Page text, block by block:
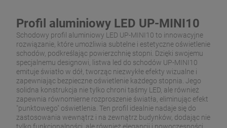
Profil aluminiowy LED UP-MINI10
Schodowy profil aluminiowy LED UP-MINI10 to innowacyjne
rozwiązanie, które umożliwia subtelne i estetyczne oświetlenie
schodów, podkreślając powierzchnię stopni. Dzięki swojemu
specjalnemu designowi, listwa led do schodów UP-MINI10
emituje światło w dół, tworząc niezwykłe efekty wizualne i
zapewniając bezpieczne oświetlenie każdego stopnia. Jego
solidna konstrukcja nie tylko chroni taśmy LED, ale również
zapewnia równomierne rozproszenie światła, eliminując efekt
"punktowego" oświetlenia. Ten profil idealnie nadaje się do
zastosowania wewnątrz i na zewnątrz budynków, dodając nie